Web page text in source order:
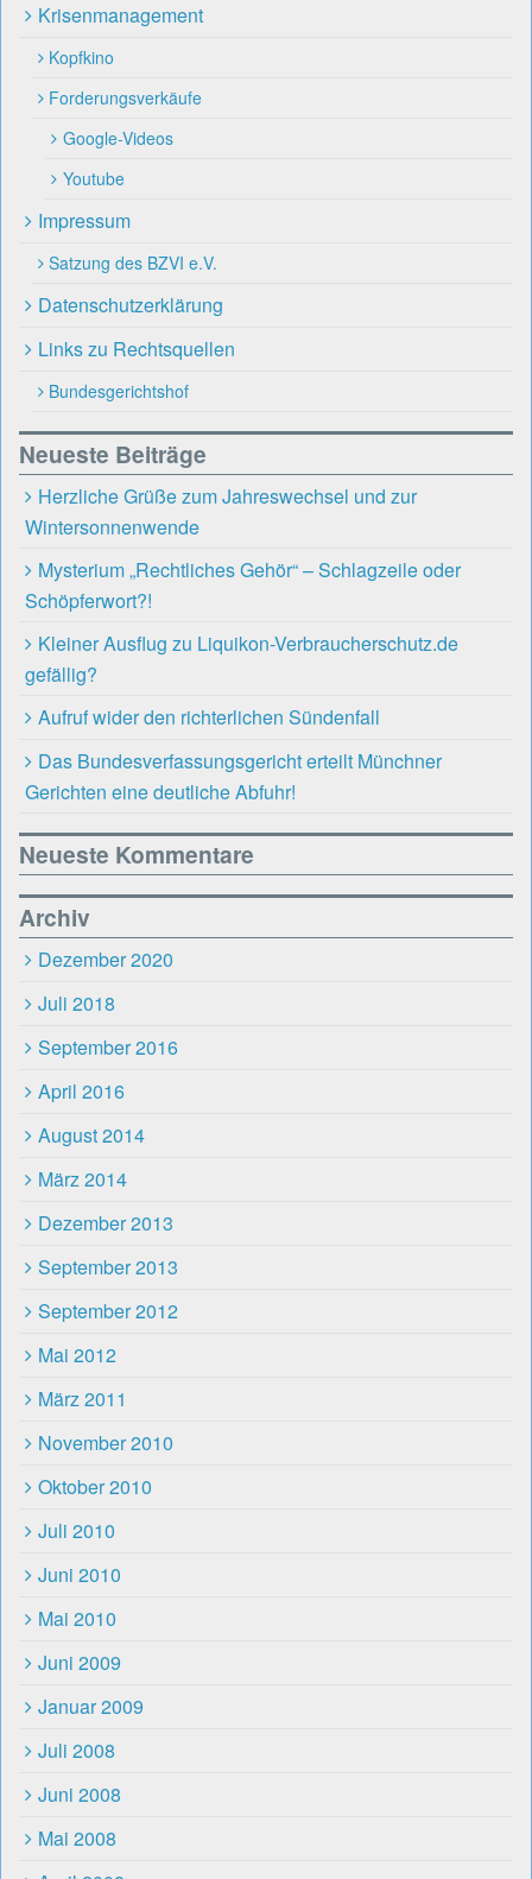
Krisenmanagement
Kopfkino
Forderungsverkäufe
Google-Videos
Youtube
Impressum
Satzung des BZVI e.V.
Datenschutzerklärung
Links zu Rechtsquellen
Bundesgerichtshof
Neueste Beiträge
Herzliche Grüße zum Jahreswechsel und zur
Wintersonnenwende
Mysterium „Rechtliches Gehör“ – Schlagzeile oder
Schöpferwort?!
Kleiner Ausflug zu Liquikon-Verbraucherschutz.de
gefällig?
Aufruf wider den richterlichen Sündenfall
Das Bundesverfassungsgericht erteilt Münchner
Gerichten eine deutliche Abfuhr!
Neueste Kommentare
Archiv
Dezember 2020
Juli 2018
September 2016
April 2016
August 2014
März 2014
Dezember 2013
September 2013
September 2012
Mai 2012
März 2011
November 2010
Oktober 2010
Juli 2010
Juni 2010
Mai 2010
Juni 2009
Januar 2009
Juli 2008
Juni 2008
Mai 2008